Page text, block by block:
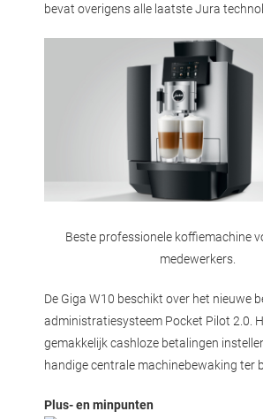
bevat overigens alle laatste Jura
Beste professionele koffiemachine
medewerkers.
De Giga W10 beschikt over het nieuwe
administratiesysteem Pocket Pilot 2.0.
gemakkelijk cashloze betalingen
handige centrale machinebewaking ter
Plus- en minpunten